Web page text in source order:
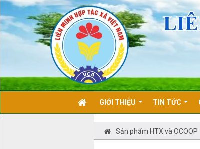
GIỚI THIỆU TIN TỨC
Sản phẩm HTX và OCOOP